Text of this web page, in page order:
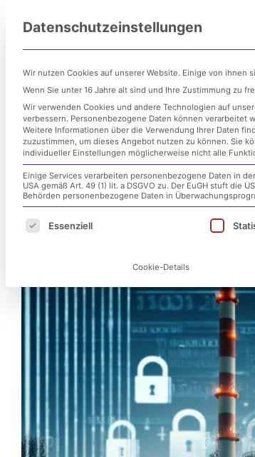
Inhalt
springen
Der Spionage-
Datenschutzeinstellungen
Wir nutzen Cookies auf unserer Website. Einige von ihnen
Wenn Sie unter 16 Jahre alt sind und Ihre Zustimmung zu
Wir verwenden Cookies und andere Technologien auf
verbessern. Personenbezogene Daten können verarbeitet
Weitere Informationen über die Verwendung Ihrer Daten
zuzustimmen, um dieses Angebot nutzen zu können. Sie
individueller Einstellungen möglicherweise nicht alle
Einige Services verarbeiten personenbezogene Daten in
USA gemäß Art. 49 (1) lit. a DSGVO zu. Der EuGH stuft die
Behörden personenbezogene Daten in
Es folgt eine Liste der Service-
Essenziell
Cookie-Details